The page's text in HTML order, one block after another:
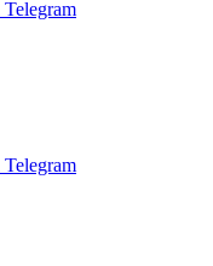
Telegram
Telegram